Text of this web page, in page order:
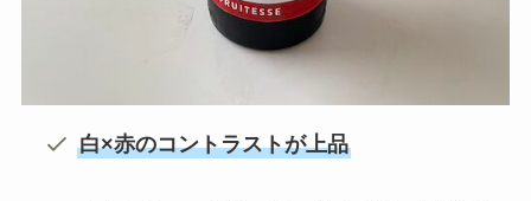
白×赤のコントラストが上品